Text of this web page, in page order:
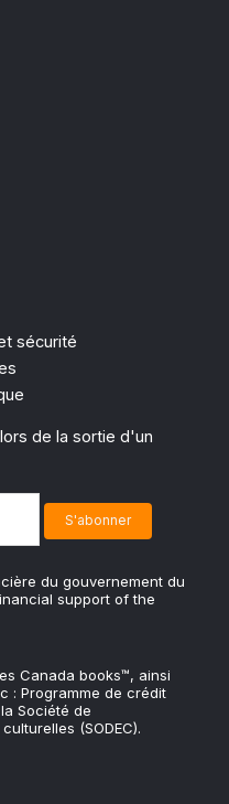
sécurité
de la sortie d'un
du gouvernement du
support of the
Canada books™, ainsi
: Programme de crédit
Société de
(SODEC).